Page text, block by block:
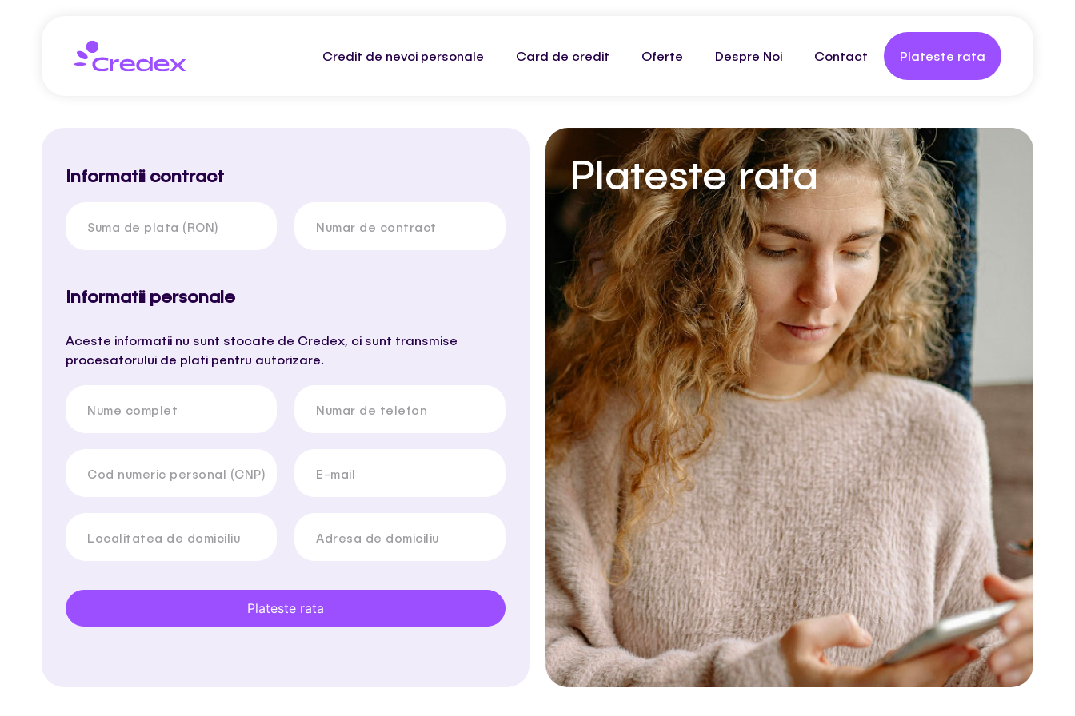
Credit de nevoi personale Card de credit Oferte Despre Noi Contact Plateste rata
Informatii contract
Suma de plata (RON) Numar de contract
Informatii personale
Aceste informatii nu sunt stocate de Credex, ci sunt transmise
procesatorului de plati pentru autorizare.
Nume complet Numar de telefon
Cod numeric personal (CNP) E-mail
Localitatea de domiciliu Adresa de domiciliu
Plateste rata